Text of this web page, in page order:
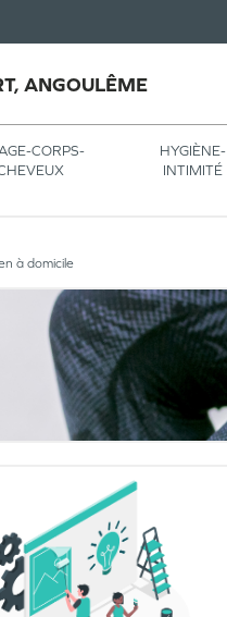
ANGOULÊME
CORPS-
HYGIÈNE-
INTIMITÉ
à domicile